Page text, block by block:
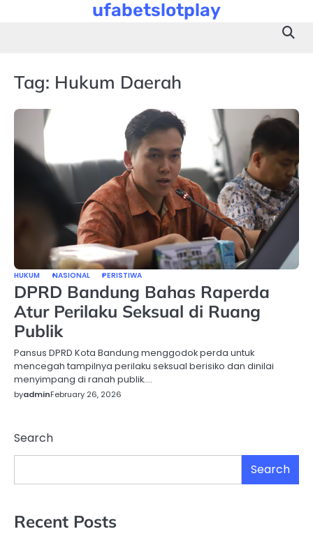
ufabetslotplay
Tag: Hukum Daerah
HUKUM NASIONAL PERISTIWA
DPRD Bandung Bahas Raperda
Atur Perilaku Seksual di Ruang
Publik
Pansus DPRD Kota Bandung menggodok perda untuk
mencegah tampilnya perilaku seksual berisiko dan dinilai
menyimpang di ranah publik….
byadminFebruary 26, 2026
Search
Search
Recent Posts